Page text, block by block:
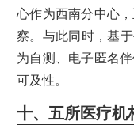
心作为西南分中心
察。与此同时，基
为自测、电子匿名
可及性。
十、五所医疗机